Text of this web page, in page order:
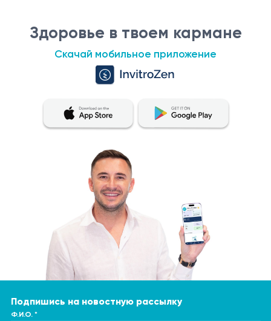
Здоровье в твоем кармане
Скачай мобильное приложение
Подпишись на новостную рассылку
Ф.И.О. *